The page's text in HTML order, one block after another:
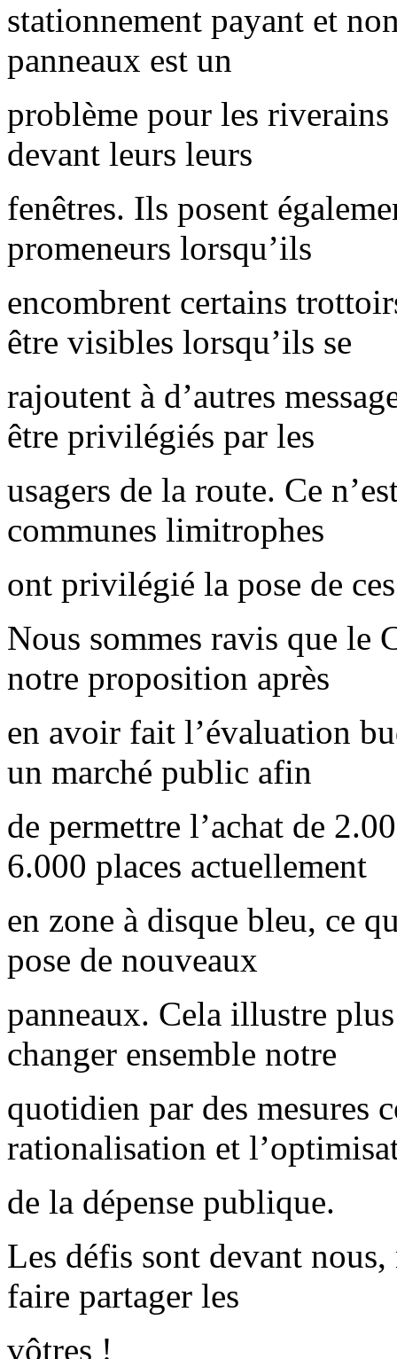
stationnement payant et
panneaux est un
problème pour les
devant leurs leurs
fenêtres. Ils posent
promeneurs lorsqu’ils
encombrent certains
être visibles lorsqu’ils se
rajoutent à d’autres
être privilégiés par les
usagers de la route. Ce
communes limitrophes
ont privilégié la pose de
Nous sommes ravis que le
notre proposition après
en avoir fait l’évaluation
un marché public afin
de permettre l’achat de
6.000 places actuellement
en zone à disque bleu, ce
pose de nouveaux
panneaux. Cela illustre
changer ensemble notre
quotidien par des mesures
rationalisation et
de la dépense publique.
Les défis sont devant
faire partager les
vôtres !